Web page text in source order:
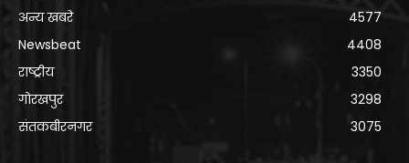
अन्य खबरे
4577
Newsbeat
4408
राष्ट्रीय
3350
गोरखपुर
3298
संतकबीरनगर
3075